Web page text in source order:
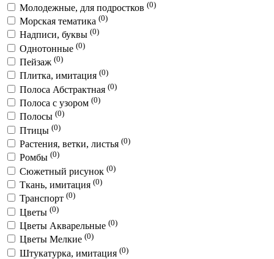
Молодежные, для подростков (0)
Морская тематика (0)
Надписи, буквы (0)
Однотонные (0)
Пейзаж (0)
Плитка, имитация (0)
Полоса Абстрактная (0)
Полоса с узором (0)
Полосы (0)
Птицы (0)
Растения, ветки, листья (0)
Ромбы (0)
Сюжетный рисунок (0)
Ткань, имитация (0)
Транспорт (0)
Цветы (0)
Цветы Акварельные (0)
Цветы Мелкие (0)
Штукатурка, имитация (0)